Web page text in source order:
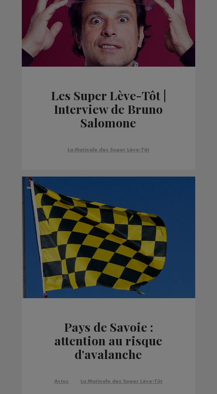
Les Super Lève-Tôt |
Interview de Bruno
Salomone
La Matinale des Super Lève-Tôt
Pays de Savoie :
attention au risque
d'avalanche
Actus La Matinale des Super Lève-Tôt